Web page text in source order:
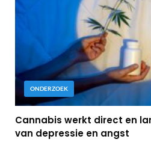
ONDERZOEK
Cannabis werkt direct en
van depressie en angst